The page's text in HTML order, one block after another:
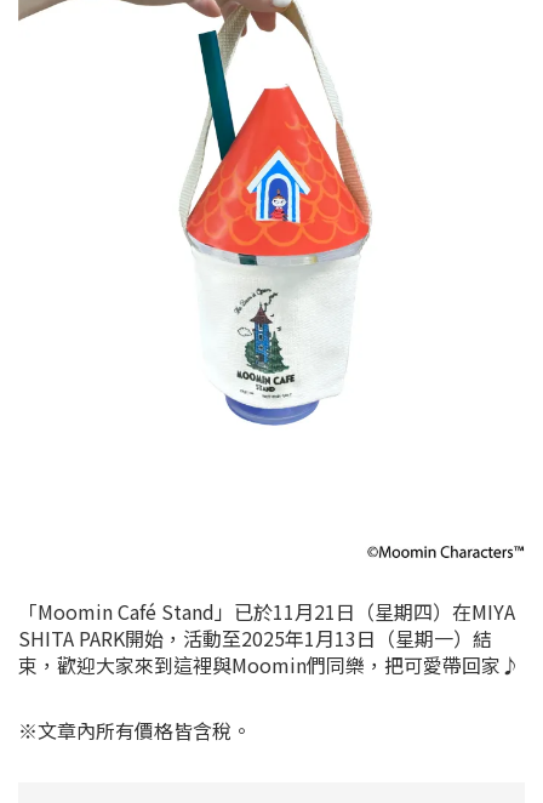
「Moomin Café Stand」已於11月21日（星期四）在MIYA
SHITA PARK開始，活動至2025年1月13日（星期一）結
束，歡迎大家來到這裡與Moomin們同樂，把可愛帶回家♪
※文章內所有價格皆含稅。